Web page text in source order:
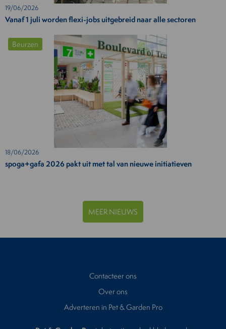
19/06/2026
Vanaf 1 juli worden flexi-jobs uitgebreid naar alle sectoren
Beurzen
18/06/2026
spoga+gafa 2026 pakt uit met tal van nieuwe initiatieven
MEER NIEUWS
Contacteer ons
Over ons
Adverteren in Pet & Garden Pro